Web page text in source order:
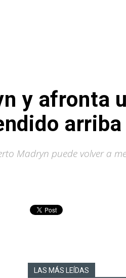
y afronta
arriba
Madryn puede volver a
LAS MÁS LEÍDAS